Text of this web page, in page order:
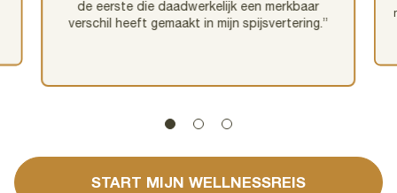
de eerste die daadwerkelijk een merkbaar
verschil heeft gemaakt in mijn spijsvertering.”
START MIJN WELLNESSREIS